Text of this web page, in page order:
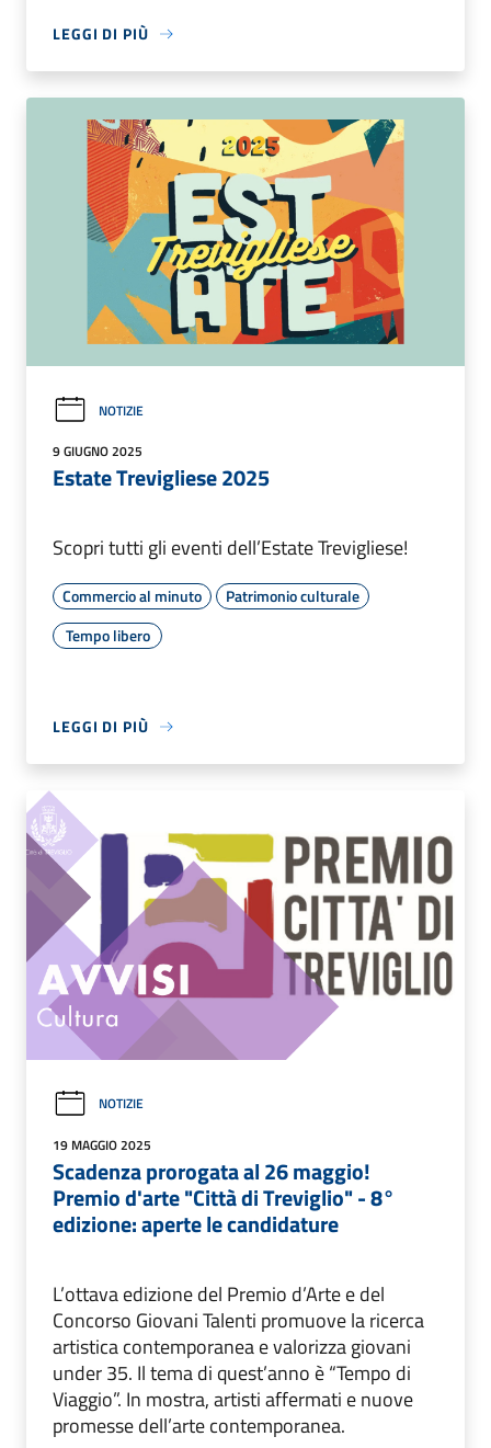
LEGGI DI PIÙ
NOTIZIE
9 GIUGNO 2025
Estate Trevigliese 2025
Scopri tutti gli eventi dell’Estate Trevigliese!
Commercio al minuto
Patrimonio culturale
Tempo libero
LEGGI DI PIÙ
NOTIZIE
19 MAGGIO 2025
Scadenza prorogata al 26 maggio!
Premio d'arte "Città di Treviglio" - 8°
edizione: aperte le candidature
L’ottava edizione del Premio d’Arte e del
Concorso Giovani Talenti promuove la ricerca
artistica contemporanea e valorizza giovani
under 35. Il tema di quest’anno è “Tempo di
Viaggio”. In mostra, artisti affermati e nuove
promesse dell’arte contemporanea.